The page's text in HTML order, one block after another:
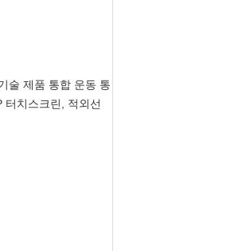
술 제품 통합 운동 통
치스크린, 적외선